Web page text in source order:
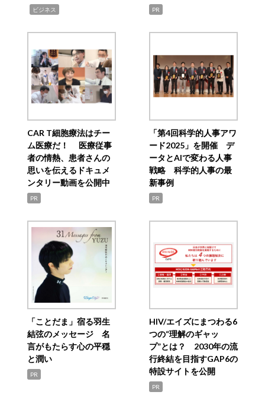
ビジネス PR
CAR T細胞療法はチー
ム医療だ！ 医療従事
者の情熱、患者さんの
思いを伝えるドキュメ
ンタリー動画を公開中
PR
「第4回科学的人事アワ
ード2025」を開催 デ
ータとAIで変わる人事
戦略 科学的人事の最
新事例
PR
「ことだま」宿る羽生
結弦のメッセージ 名
言がもたらす心の平穏
と潤い
PR
HIV/エイズにまつわる6
つの“理解のギャッ
プ”とは？ 2030年の流
行終結を目指すGAP6の
特設サイトを公開
PR